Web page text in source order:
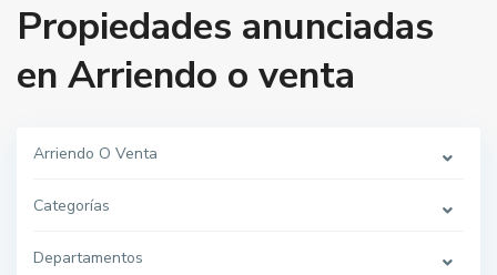
Propiedades anunciadas
en Arriendo o venta
Arriendo O Venta
Categorías
Departamentos